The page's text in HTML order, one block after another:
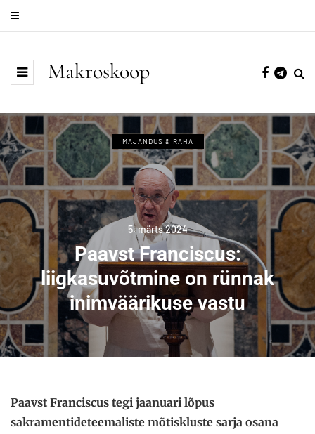
Makroskoop
MAJANDUS & RAHA
5. märts 2024
Paavst Franciscus:
liigkasuvõtmine on rünnak
inimväärikuse vastu
Paavst Franciscus tegi jaanuari lõpus
sakramentideteemaliste mõtiskluste sarja osana